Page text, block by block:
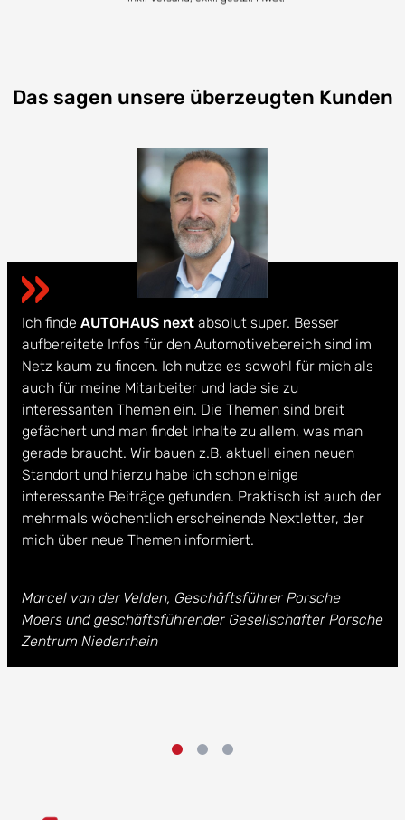
Das sagen unsere überzeugten Kunden
Ich finde AUTOHAUS next absolut super. Besser
aufbereitete Infos für den Automotivebereich sind im
Netz kaum zu finden. Ich nutze es sowohl für mich als
auch für meine Mitarbeiter und lade sie zu
interessanten Themen ein. Die Themen sind breit
gefächert und man findet Inhalte zu allem, was man
gerade braucht. Wir bauen z.B. aktuell einen neuen
Standort und hierzu habe ich schon einige
interessante Beiträge gefunden. Praktisch ist auch der
mehrmals wöchentlich erscheinende Nextletter, der
mich über neue Themen informiert.
Marcel van der Velden, Geschäftsführer Porsche
Moers und geschäftsführender Gesellschafter Porsche
Zentrum Niederrhein